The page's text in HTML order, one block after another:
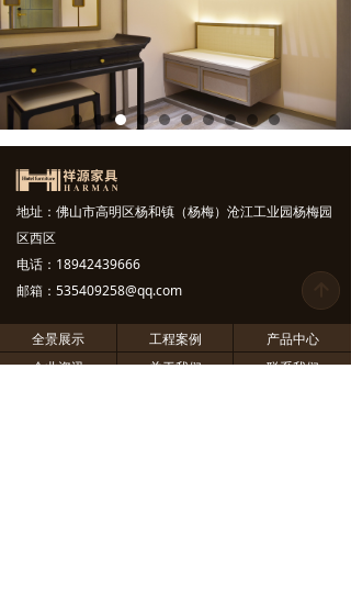
全景展示 工程案例 产品中心
地址：佛山市高明区杨和镇（杨梅）沧江工业园杨梅园
区西区
电话：18942439666
邮箱： 535409258@qq.com
企业资讯 关于我们 联系我们